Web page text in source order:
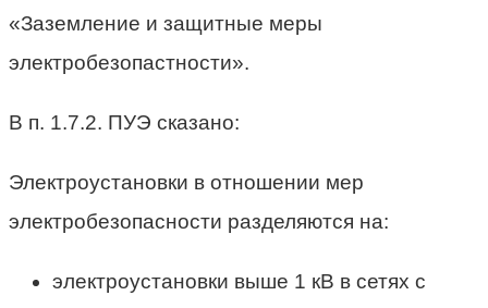
«Заземление и защитные меры
электробезопастности».
В п. 1.7.2. ПУЭ сказано:
Электроустановки в отношении мер
электробезопасности разделяются на:
электроустановки выше 1 кВ в сетях с